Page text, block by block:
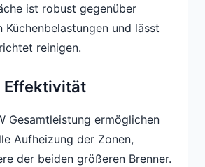
ist robust gegenüber
Küchenbelastungen und lässt
reinigen.
Effektivität
Gesamtleistung ermöglichen
Aufheizung der Zonen,
der beiden größeren Brenner.